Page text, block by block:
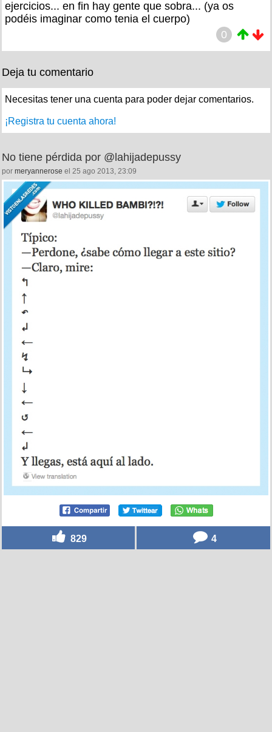
ejercicios... en fin hay gente que sobra... (ya os
podéis imaginar como tenia el cuerpo)
0
Deja tu comentario
Necesitas tener una cuenta para poder dejar comentarios.
¡Registra tu cuenta ahora!
No tiene pérdida por @lahijadepussy
por meryannerose el 25 ago 2013, 23:09
829 4